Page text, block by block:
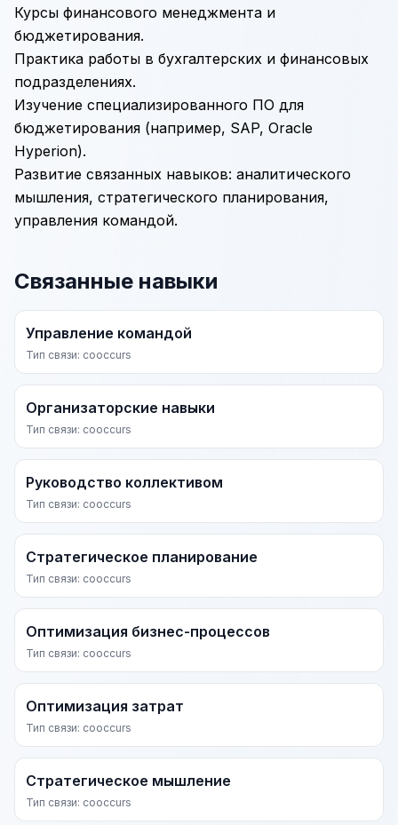
Курсы финансового менеджмента и
бюджетирования.
Практика работы в бухгалтерских и финансовых
подразделениях.
Изучение специализированного ПО для
бюджетирования (например, SAP, Oracle
Hyperion).
Развитие связанных навыков: аналитического
мышления, стратегического планирования,
управления командой.
Связанные навыки
Управление командой
Тип связи: cooccurs
Организаторские навыки
Тип связи: cooccurs
Руководство коллективом
Тип связи: cooccurs
Стратегическое планирование
Тип связи: cooccurs
Оптимизация бизнес-процессов
Тип связи: cooccurs
Оптимизация затрат
Тип связи: cooccurs
Стратегическое мышление
Тип связи: cooccurs